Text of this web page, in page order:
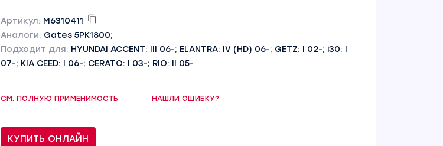
Артикул: M6310411
Аналоги: Gates 5PK1800;
Подходит для: HYUNDAI ACCENT: III 06-; ELANTRA: IV (HD) 06-; GETZ: I 02-; i30: I
07-; KIA CEED: I 06-; CERATO: I 03-; RIO: II 05-
СМ. ПОЛНУЮ ПРИМЕНИМОСТЬ НАШЛИ ОШИБКУ?
КУПИТЬ ОНЛАЙН